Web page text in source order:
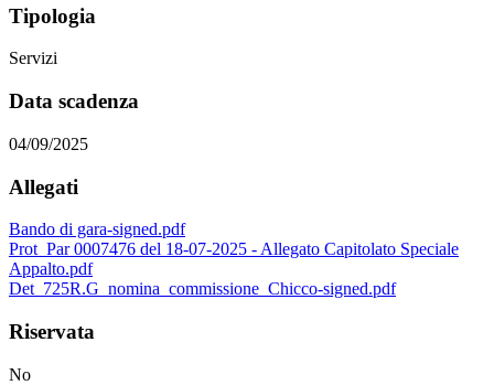
Tipologia
Servizi
Data scadenza
04/09/2025
Allegati
Bando di gara-signed.pdf
Prot_Par 0007476 del 18-07-2025 - Allegato Capitolato Speciale
Appalto.pdf
Det_725R.G_nomina_commissione_Chicco-signed.pdf
Riservata
No